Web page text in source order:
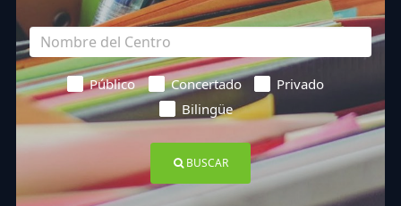
Público Concertado
Privado
Bilingüe
BUSCAR